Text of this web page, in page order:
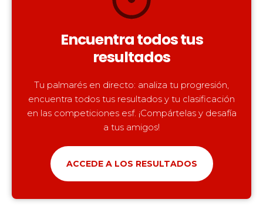
Encuentra todos tus
resultados
Tu palmarés en directo: analiza tu progresión,
encuentra todos tus resultados y tu clasificación
en las competiciones esf. ¡Compártelas y desafía
a tus amigos!
ACCEDE A LOS RESULTADOS